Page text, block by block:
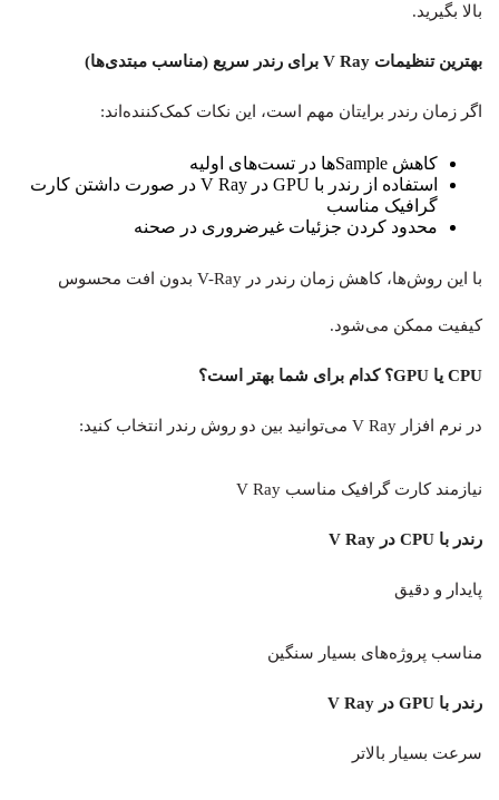
بالا بگیرید.
بهترین تنظیمات V Ray برای رندر سریع (مناسب مبتدی‌ها)
اگر زمان رندر برایتان مهم است، این نکات کمک‌کننده‌اند:
کاهش Sampleها در تست‌های اولیه
استفاده از رندر با GPU در V Ray در صورت داشتن کارت
گرافیک مناسب
محدود کردن جزئیات غیرضروری در صحنه
با این روش‌ها، کاهش زمان رندر در V-Ray بدون افت محسوس
کیفیت ممکن می‌شود.
CPU یا GPU؟ کدام برای شما بهتر است؟
در نرم افزار V Ray می‌توانید بین دو روش رندر انتخاب کنید:
نیازمند کارت گرافیک مناسب V Ray
رندر با CPU در V Ray
پایدار و دقیق
مناسب پروژه‌های بسیار سنگین
رندر با GPU در V Ray
سرعت بسیار بالاتر